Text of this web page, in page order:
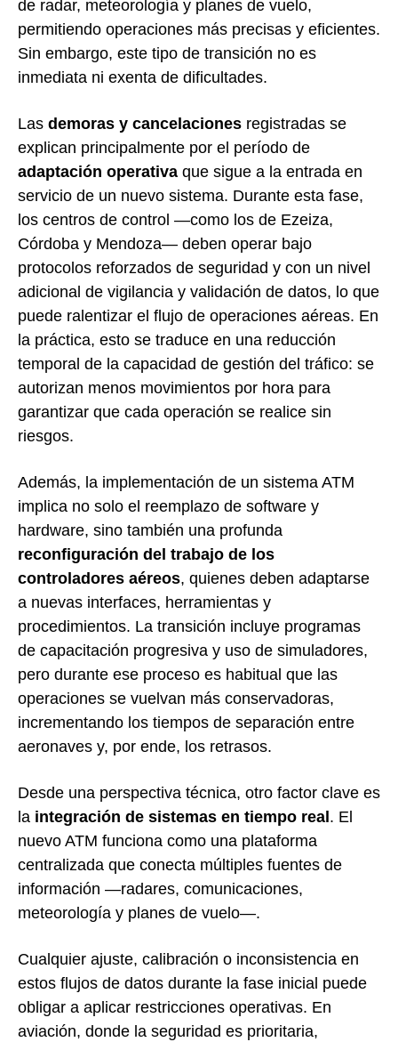
de radar, meteorología y planes de vuelo,
permitiendo operaciones más precisas y eficientes.
Sin embargo, este tipo de transición no es
inmediata ni exenta de dificultades.
Las demoras y cancelaciones registradas se
explican principalmente por el período de
adaptación operativa que sigue a la entrada en
servicio de un nuevo sistema. Durante esta fase,
los centros de control —como los de Ezeiza,
Córdoba y Mendoza— deben operar bajo
protocolos reforzados de seguridad y con un nivel
adicional de vigilancia y validación de datos, lo que
puede ralentizar el flujo de operaciones aéreas. En
la práctica, esto se traduce en una reducción
temporal de la capacidad de gestión del tráfico: se
autorizan menos movimientos por hora para
garantizar que cada operación se realice sin
riesgos.
Además, la implementación de un sistema ATM
implica no solo el reemplazo de software y
hardware, sino también una profunda
reconfiguración del trabajo de los
controladores aéreos, quienes deben adaptarse
a nuevas interfaces, herramientas y
procedimientos. La transición incluye programas
de capacitación progresiva y uso de simuladores,
pero durante ese proceso es habitual que las
operaciones se vuelvan más conservadoras,
incrementando los tiempos de separación entre
aeronaves y, por ende, los retrasos.
Desde una perspectiva técnica, otro factor clave es
la integración de sistemas en tiempo real. El
nuevo ATM funciona como una plataforma
centralizada que conecta múltiples fuentes de
información —radares, comunicaciones,
meteorología y planes de vuelo—.
Cualquier ajuste, calibración o inconsistencia en
estos flujos de datos durante la fase inicial puede
obligar a aplicar restricciones operativas. En
aviación, donde la seguridad es prioritaria,